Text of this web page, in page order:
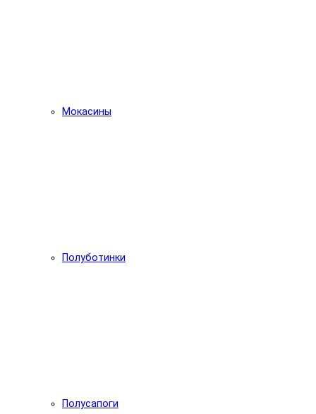
Мокасины
Полуботинки
Полусапоги